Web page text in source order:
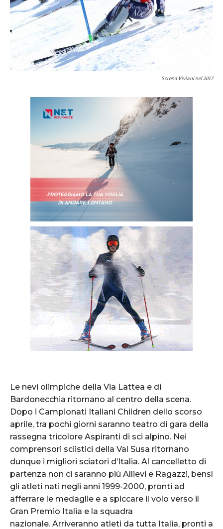
Serena Viviani nel 2017
Le nevi olimpiche della Via Lattea e di
Bardonecchia ritornano al centro della scena.
Dopo i Campionati Italiani Children dello scorso
aprile, tra pochi giorni saranno teatro di gara della
rassegna tricolore Aspiranti di sci alpino. Nei
comprensori sciistici della Val Susa ritornano
dunque i migliori sciatori d’Italia. Al cancelletto di
partenza non ci saranno più Allievi e Ragazzi, bensì
gli atleti nati negli anni 1999-2000, pronti ad
afferrare le medaglie e a spiccare il volo verso il
Gran Premio Italia e la squadra
nazionale. Arriveranno atleti da tutta Italia, pronti a